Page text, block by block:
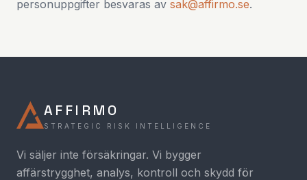
personuppgifter besvaras av sak@affirmo.se.
AFFIRMO
STRATEGIC RISK INTELLIGENCE
Vi säljer inte försäkringar. Vi bygger
affärstrygghet, analys, kontroll och skydd för